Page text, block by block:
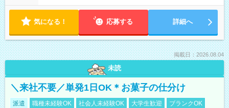
気になる！ 応募する 詳細へ
掲載日：2026.08.04
未読
＼来社不要／単発1日OK＊お菓子の仕分け
派遣 職種未経験OK 社会人未経験OK 大学生歓迎
ブランクOK